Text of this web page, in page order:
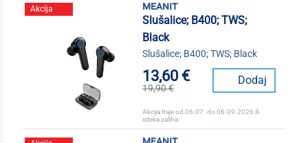
Akcija
meanit
Slušalice; B400; TWS;
Black
Slušalice; B400; TWS; Black
13,60 €
19,90 €
Dodaj
Akcija traje od 06.07. do 06.09.2026 ili
isteka zaliha